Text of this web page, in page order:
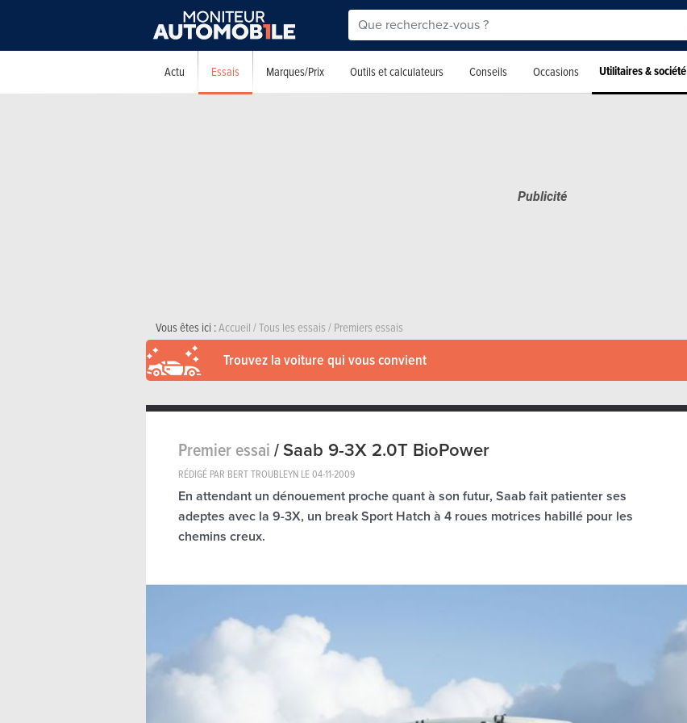
Actu Essais Marques/Prix Outils et calculateurs Conseils Occasions Utilitaires & société
Vous êtes ici :Accueil/Tous les essais/Premiers essais
Trouvez la voiture qui vous convient
Premier essai/Saab 9-3X 2.0T BioPower
RÉDIGÉ PAR BERT TROUBLEYN LE04-11-2009
En attendant un dénouement proche quant à son futur, Saab fait patienter ses
adeptes avec la 9-3X, un break Sport Hatch à 4 roues motrices habillé pour les
chemins creux.